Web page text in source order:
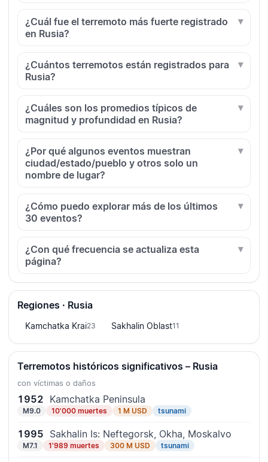
¿Cuál fue el terremoto más fuerte registrado
en Rusia?
¿Cuántos terremotos están registrados para
Rusia?
¿Cuáles son los promedios típicos de
magnitud y profundidad en Rusia?
¿Por qué algunos eventos muestran
ciudad/estado/pueblo y otros solo un
nombre de lugar?
¿Cómo puedo explorar más de los últimos
30 eventos?
¿Con qué frecuencia se actualiza esta
página?
Regiones · Rusia
Kamchatka Krai23 Sakhalin Oblast11
Terremotos históricos significativos – Rusia
con víctimas o daños
1952 Kamchatka Peninsula
M9.0 10'000 muertes 1 M USD tsunami
1995 Sakhalin Is: Neftegorsk, Okha, Moskalvo
M7.1 1'989 muertes 300 M USD tsunami